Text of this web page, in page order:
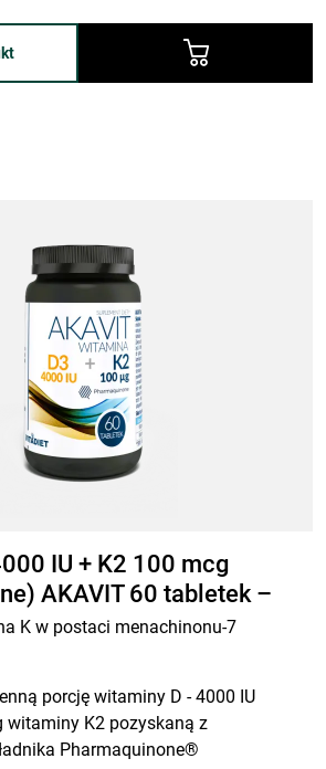
IU + K2 100 mcg
AKAVIT 60 tabletek –
K w postaci menachinonu-7
porcję witaminy D - 4000 IU
witaminy K2 pozyskaną z
Pharmaquinone®